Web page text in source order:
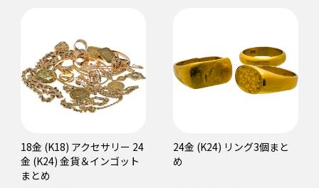
18金 (K18) アクセサリー 24
金 (K24) 金貨＆インゴット
まとめ
24金 (K24) リング3個まと
め